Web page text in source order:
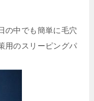
の中でも簡単に毛穴
用のスリーピングパ